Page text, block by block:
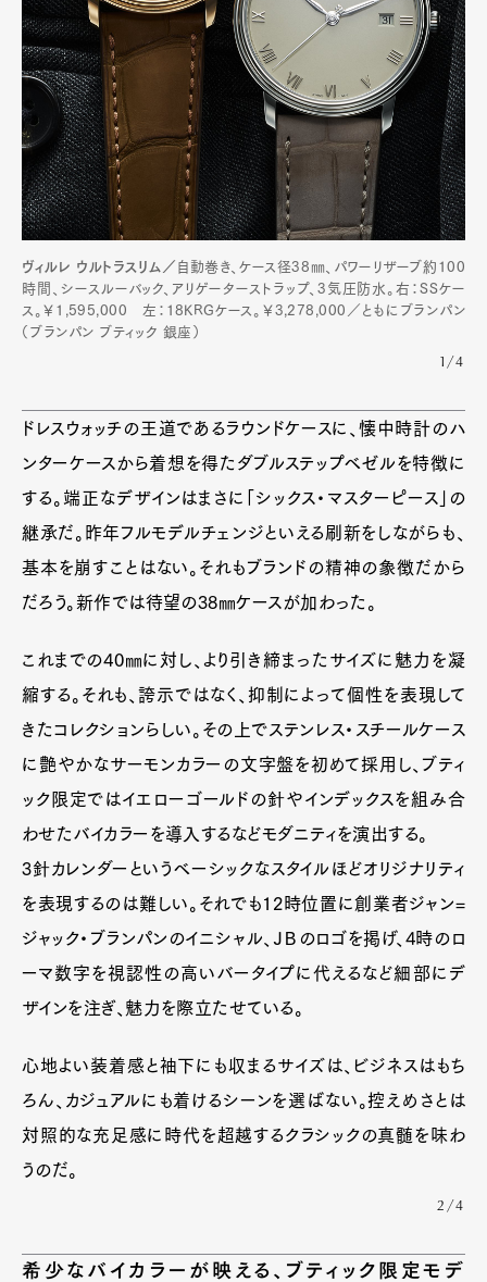
Art&DesignWatch
ヴィルレ ウルトラスリム／ 自動巻き、ケース径38㎜、パワーリザーブ約100
時間、シースルーバック、アリゲーターストラップ、3気圧防水。右：SSケー
ス。￥1,595,000 左：18KRGケース。￥3,278,000／ともにブランパン
（ブランパン ブティック 銀座）
1/4
ドレスウォッチの王道であるラウンドケースに、懐中時計のハ
ンターケースから着想を得たダブルステップベゼルを特徴に
する。端正なデザインはまさに「シックス・マスターピース」の
継承だ。昨年フルモデルチェンジといえる刷新をしながらも、
基本を崩すことはない。それもブランドの精神の象徴だから
だろう。新作では待望の38㎜ケースが加わった。
これまでの40㎜に対し、より引き締まったサイズに魅力を凝
縮する。それも、誇示ではなく、抑制によって個性を表現して
きたコレクションらしい。その上でステンレス・スチールケース
に艶やかなサーモンカラーの文字盤を初めて採用し、ブティ
ック限定ではイエローゴールドの針やインデックスを組み合
わせたバイカラーを導入するなどモダニティを演出する。
3針カレンダーというベーシックなスタイルほどオリジナリティ
を表現するのは難しい。それでも12時位置に創業者ジャン=
ジャック・ブランパンのイニシャル、ＪＢのロゴを掲げ、4時のロ
ーマ数字を視認性の高いバータイプに代えるなど細部にデ
ザインを注ぎ、魅力を際立たせている。
心地よい装着感と袖下にも収まるサイズは、ビジネスはもち
ろん、カジュアルにも着けるシーンを選ばない。控えめさとは
対照的な充足感に時代を超越するクラシックの真髄を味わ
うのだ。
2/4
希少なバイカラーが映える、ブティック限定モデ